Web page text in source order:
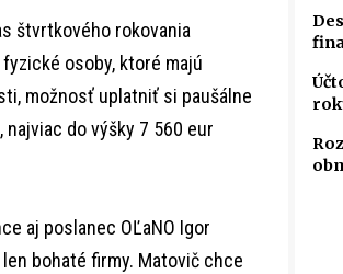
štvrtkového rokovania
osoby, ktoré majú
možnosť uplatniť si paušálne
do výšky 7 560 eur
aj poslanec OĽaNO Igor
bohaté firmy. Matovič chce